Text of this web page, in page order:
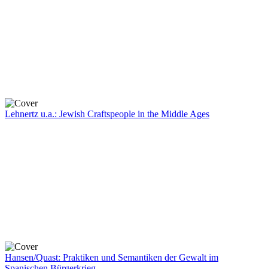
Lehnertz u.a.: Jewish Craftspeople in the Middle Ages
Hansen/Quast: Praktiken und Semantiken der Gewalt im